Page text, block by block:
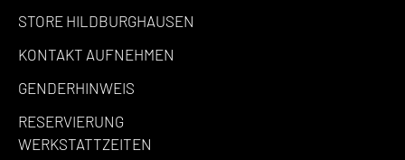
STORE HILDBURGHAUSEN
KONTAKT AUFNEHMEN
GENDERHINWEIS
RESERVIERUNG
WERKSTATTZEITEN